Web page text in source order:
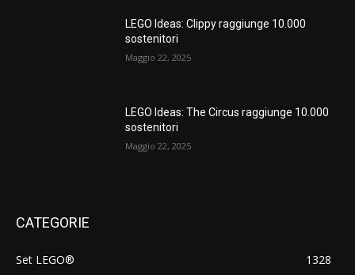
LEGO Ideas: Clippy raggiunge 10.000
sostenitori
Maggio 22, 2025
LEGO Ideas: The Circus raggiunge 10.000
sostenitori
Maggio 22, 2025
CATEGORIE
Set LEGO®
1328